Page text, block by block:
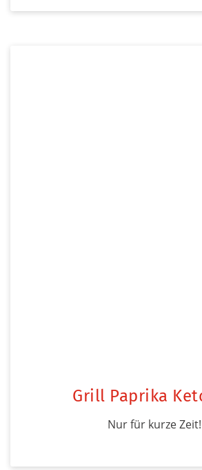
Grill Paprika
Nur für kurze Zeit!